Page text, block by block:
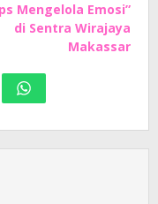
Mengelola Emosi”
di Sentra Wirajaya
Makassar